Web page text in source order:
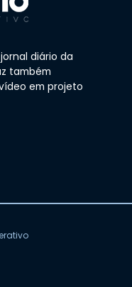
diário da
também
em projeto